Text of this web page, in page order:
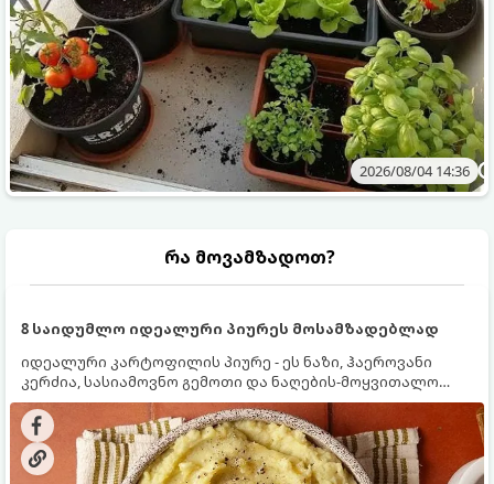
2026/08/04 14:36
რა მოვამზადოთ?
8 საიდუმლო იდეალური პიურეს მოსამზადებლად
იდეალური კარტოფილის პიურე - ეს ნაზი, ჰაეროვანი
კერძია, სასიამოვნო გემოთი და ნაღების-მოყვითალო
ფერით. მისი მომზადება ძალიან მარტივია, მაგრამ
არსებობს რამდენიმე საიდუმლო, რომლებიც უნდა
იცოდეთ, რომ პიურე იდეალურად გემრიელი გამოვიდეს.